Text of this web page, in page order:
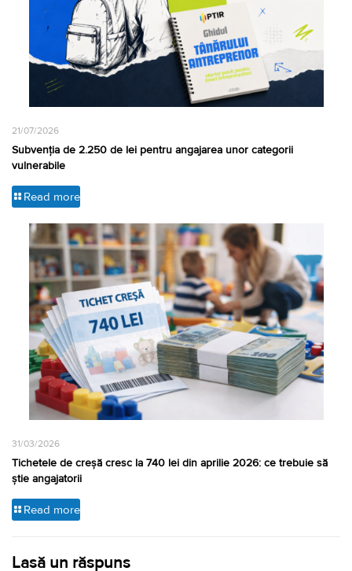
21/07/2026
Subvenția de 2.250 de lei pentru angajarea unor categorii
vulnerabile
Read more
31/03/2026
Tichetele de creșă cresc la 740 lei din aprilie 2026: ce trebuie să
știe angajatorii
Read more
Lasă un răspuns